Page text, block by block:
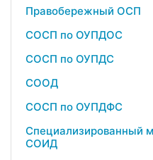
Правобережный ОСП
СОСП по ОУПДОС
СОСП по ОУПДС
СООД
СОСП по ОУПДФС
Специализированный
СОИД